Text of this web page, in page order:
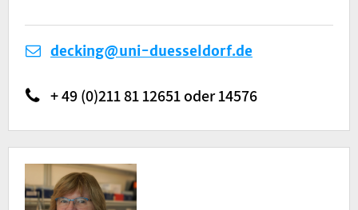
decking@uni-duesseldorf.de
+ 49 (0)211 81 12651 oder 14576